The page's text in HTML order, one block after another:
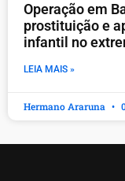
Operação em
prostituição e
infantil no
LEIA MAIS »
Hermano Araruna